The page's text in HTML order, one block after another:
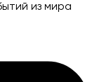
из мира